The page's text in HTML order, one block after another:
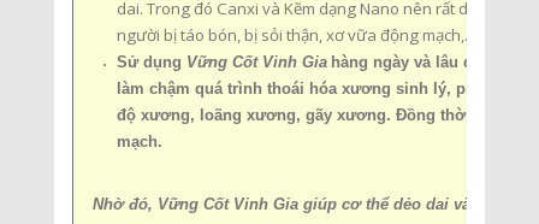
dai. Trong đó Canxi và Kẽm dạng Nano nên rất dễ hấp
người bị táo bón, bị sỏi thận, xơ vữa động mạch,…..
Sử dụng Vững Cốt Vinh Gia hàng ngày và lâu dài giúp
làm chậm quá trình thoái hóa xương sinh lý, phòng và
độ xương, loãng xương, gãy xương. Đồng thời, giúp
mạch.
Nhờ đó, Vững Cốt Vinh Gia giúp cơ thể dẻo dai và góp